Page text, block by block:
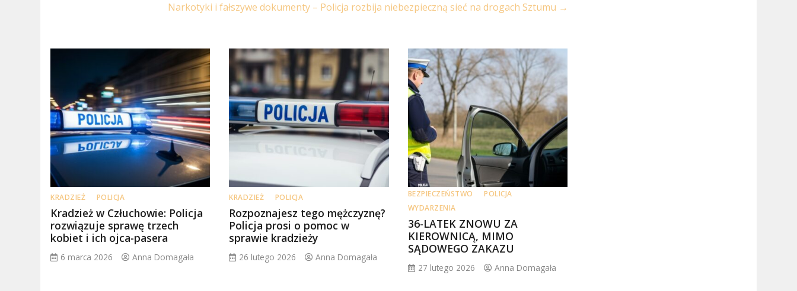
Narkotyki i fałszywe dokumenty – Policja rozbija niebezpieczną sieć na drogach Sztumu →
KRADZIEŻ POLICJA
Kradzież w Człuchowie: Policja
rozwiązuje sprawę trzech
kobiet i ich ojca-pasera
6 marca 2026 Anna Domagała
KRADZIEŻ POLICJA
Rozpoznajesz tego mężczyznę?
Policja prosi o pomoc w
sprawie kradzieży
26 lutego 2026 Anna Domagała
BEZPIECZEŃSTWO
POLICJA
WYDARZENIA
36-LATEK ZNOWU ZA
KIEROWNICĄ, MIMO
SĄDOWEGO ZAKAZU
27 lutego 2026 Anna Domagała